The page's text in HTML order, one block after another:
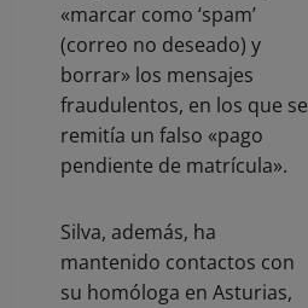
«marcar como ‘spam’
(correo no deseado) y
borrar» los mensajes
fraudulentos, en los que se
remitía un falso «pago
pendiente de matrícula».
Silva, además, ha
mantenido contactos con
su homóloga en Asturias,